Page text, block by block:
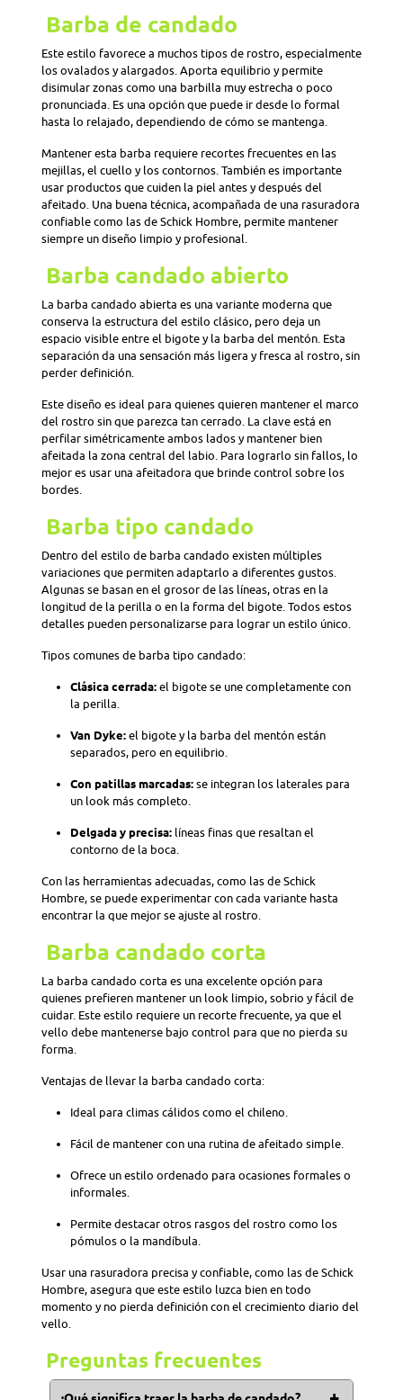
Barba de candado
Este estilo favorece a muchos tipos de rostro, especialmente
los ovalados y alargados. Aporta equilibrio y permite
disimular zonas como una barbilla muy estrecha o poco
pronunciada. Es una opción que puede ir desde lo formal
hasta lo relajado, dependiendo de cómo se mantenga.
Mantener esta barba requiere recortes frecuentes en las
mejillas, el cuello y los contornos. También es importante
usar productos que cuiden la piel antes y después del
afeitado. Una buena técnica, acompañada de una rasuradora
confiable como las de Schick Hombre, permite mantener
siempre un diseño limpio y profesional.
Barba candado abierto
La barba candado abierta es una variante moderna que
conserva la estructura del estilo clásico, pero deja un
espacio visible entre el bigote y la barba del mentón. Esta
separación da una sensación más ligera y fresca al rostro, sin
perder definición.
Este diseño es ideal para quienes quieren mantener el marco
del rostro sin que parezca tan cerrado. La clave está en
perfilar simétricamente ambos lados y mantener bien
afeitada la zona central del labio. Para lograrlo sin fallos, lo
mejor es usar una afeitadora que brinde control sobre los
bordes.
Barba tipo candado
Dentro del estilo de barba candado existen múltiples
variaciones que permiten adaptarlo a diferentes gustos.
Algunas se basan en el grosor de las líneas, otras en la
longitud de la perilla o en la forma del bigote. Todos estos
detalles pueden personalizarse para lograr un estilo único.
Tipos comunes de barba tipo candado:
Clásica cerrada: el bigote se une completamente con
la perilla.
Van Dyke: el bigote y la barba del mentón están
separados, pero en equilibrio.
Con patillas marcadas: se integran los laterales para
un look más completo.
Delgada y precisa: líneas finas que resaltan el
contorno de la boca.
Con las herramientas adecuadas, como las de Schick
Hombre, se puede experimentar con cada variante hasta
encontrar la que mejor se ajuste al rostro.
Barba candado corta
La barba candado corta es una excelente opción para
quienes prefieren mantener un look limpio, sobrio y fácil de
cuidar. Este estilo requiere un recorte frecuente, ya que el
vello debe mantenerse bajo control para que no pierda su
forma.
Ventajas de llevar la barba candado corta:
Ideal para climas cálidos como el chileno.
Fácil de mantener con una rutina de afeitado simple.
Ofrece un estilo ordenado para ocasiones formales o
informales.
Permite destacar otros rasgos del rostro como los
pómulos o la mandíbula.
Usar una rasuradora precisa y confiable, como las de Schick
Hombre, asegura que este estilo luzca bien en todo
momento y no pierda definición con el crecimiento diario del
vello.
Preguntas frecuentes